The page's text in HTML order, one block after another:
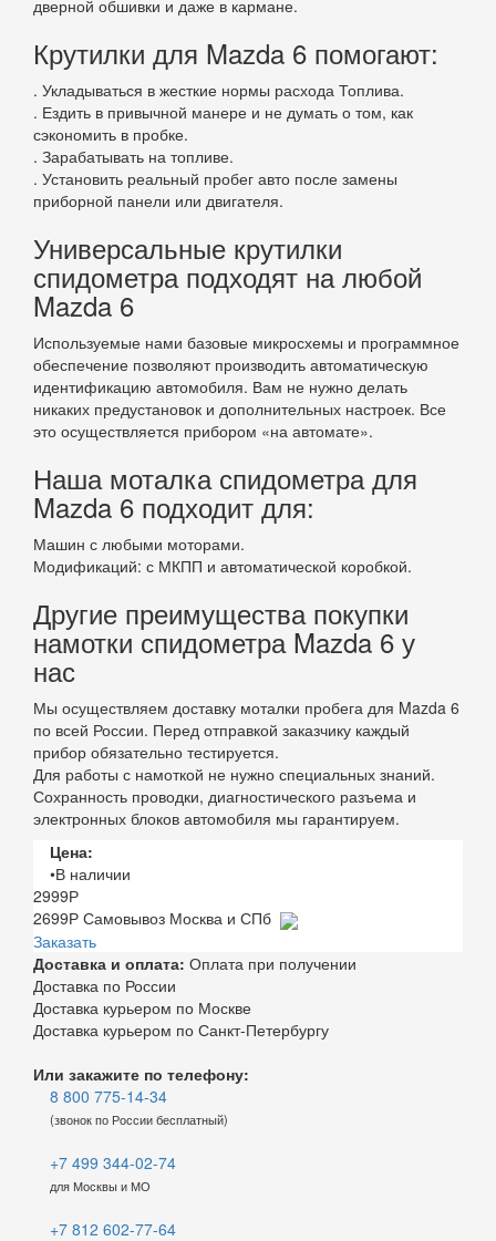
дверной обшивки и даже в кармане.
Крутилки для Mazda 6 помогают:
. Укладываться в жесткие нормы расхода Топлива.
. Ездить в привычной манере и не думать о том, как
сэкономить в пробке.
. Зарабатывать на топливе.
. Установить реальный пробег авто после замены
приборной панели или двигателя.
Универсальные крутилки
спидометра подходят на любой
Mazda 6
Используемые нами базовые микросхемы и программное
обеспечение позволяют производить автоматическую
идентификацию автомобиля. Вам не нужно делать
никаких предустановок и дополнительных настроек. Все
это осуществляется прибором «на автомате».
Наша моталка спидометра для
Mazda 6 подходит для:
Машин с любыми моторами.
Модификаций: с МКПП и автоматической коробкой.
Другие преимущества покупки
намотки спидометра Mazda 6 у
нас
Мы осуществляем доставку моталки пробега для Mazda 6
по всей России. Перед отправкой заказчику каждый
прибор обязательно тестируется.
Для работы с намоткой не нужно специальных знаний.
Сохранность проводки, диагностического разъема и
электронных блоков автомобиля мы гарантируем.
Цена:
•В наличии
2999Р
2699Р Самовывоз Москва и СПб
Заказать
Доставка и оплата: Оплата при получении
Доставка по России
Доставка курьером по Москве
Доставка курьером по Санкт-Петербургу
Или закажите по телефону:
8 800 775-14-34
(звонок по России бесплатный)
+7 499 344-02-74
для Москвы и МО
+7 812 602-77-64